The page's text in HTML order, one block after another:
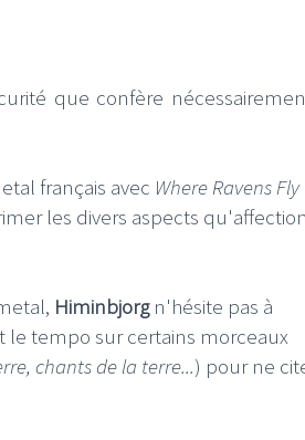
que confère
français avec Where Ravens Fly
les divers aspects
Himinbjorgn'hésite pas à
tempo sur certains morceaux
chants de la terre...) pour ne